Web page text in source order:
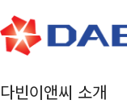
다빈이앤씨 소개